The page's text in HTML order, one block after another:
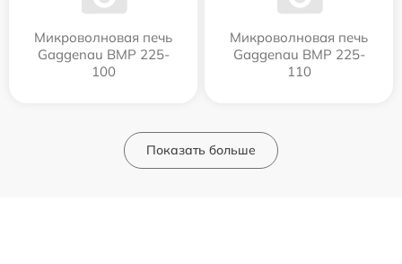
Микроволновая печь
Gaggenau BMP 225-
100
Микроволновая печь
Gaggenau BMP 225-
110
Показать больше